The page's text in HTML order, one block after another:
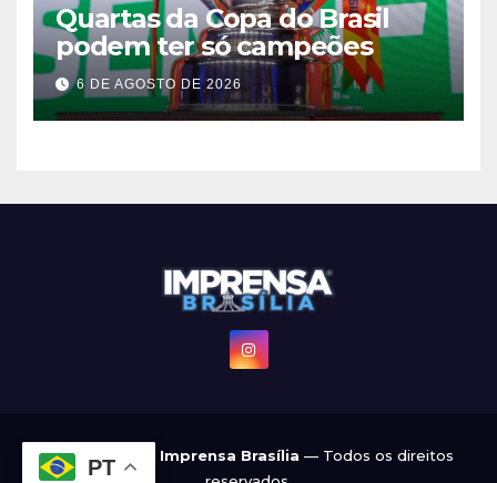
Quartas da Copa do Brasil
podem ter só campeões
6 DE AGOSTO DE 2026
© 2022 - 2026 Imprensa Brasília — Todos os direitos
PT